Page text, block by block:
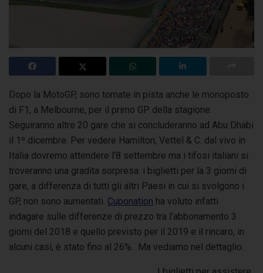
Dopo la MotoGP, sono tornate in pista anche le monoposto
di F1, a Melbourne, per il primo GP della stagione.
Seguiranno altre 20 gare che si concluderanno ad Abu Dhabi
il 1º dicembre. Per vedere Hamilton, Vettel & C. dal vivo in
Italia dovremo attendere l’8 settembre ma i tifosi italiani si
troveranno una gradita sorpresa: i biglietti per la 3 giorni di
gare, a differenza di tutti gli altri Paesi in cui si svolgono i
GP, non sono aumentati. Cuponation ha voluto infatti
indagare sulle differenze di prezzo tra l’abbonamento 3
giorni del 2018 e quello previsto per il 2019 e il rincaro, in
alcuni casi, è stato fino al 26%. Ma vediamo nel dettaglio.